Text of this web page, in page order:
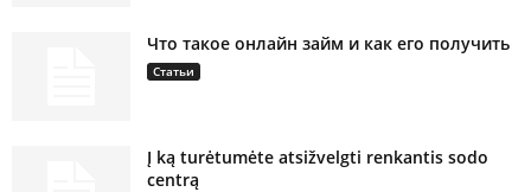
Что такое онлайн займ и как его получить
Статьи
Į ką turėtumėte atsižvelgti renkantis sodo
centrą